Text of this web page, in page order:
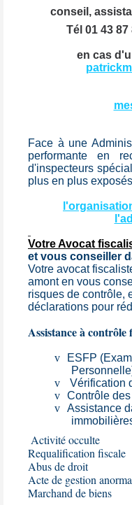
conseil,
Tél 01 43
en cas
Face à une
performante en
d'inspecteurs
plus en plus
Votre Avocat
et vous conseiller
Votre avocat
amont en vous
risques de contrôle,
déclarations pour
Assistance à contrôle
v
ESFP
v
Vérification
v Contrôle
v Assistance
Activité occulte
Requalification fiscale
Abus de droit
Acte de gestion
Marchand de biens